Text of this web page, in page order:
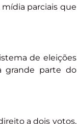
parciais que
de eleições
grande parte do
a dois votos,